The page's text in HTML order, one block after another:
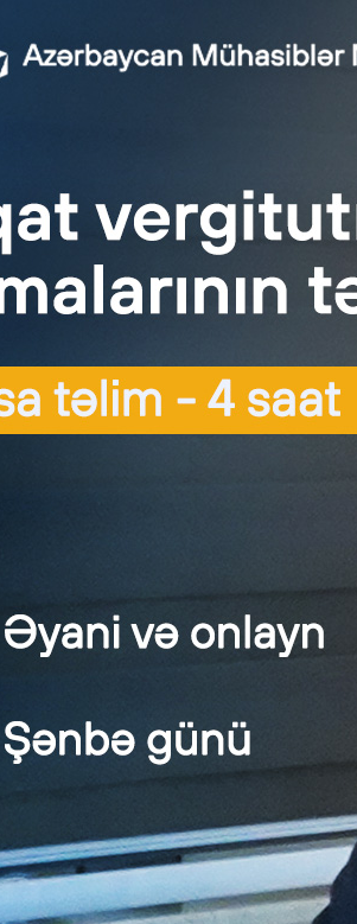
“Kölgə
Son illər Azərbaycanda
istiqamətdə təxminən 22
qiymətləndirib: “Kölgə
bürokratiya, inzibati
qənaətbəxş olmaması,
mühüm məsələlərdən biri
Biznes subyektlərinin öz
sferasında isə 52 milyard
banklardan, dövriyyədən
istərsə də inflyasiyanın və
A.Musayev “kölgə
fikrincə, biznes mühitinin
vergi ilə bağlı tədbirlərin
Ona görə də gərək digər
Məcəlləsinə edilmiş
Amma bəzi
da tədricən aradan